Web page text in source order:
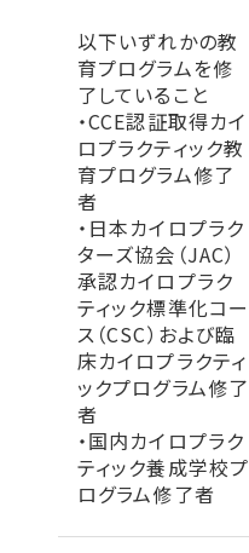
以下いずれかの教
育プログラムを修
了していること
・CCE認証取得カイ
ロプラクティック教
育プログラム修了
者
・日本カイロプラク
ターズ協会（JAC）
承認カイロプラク
ティック標準化コー
ス（CSC）および臨
床カイロプラクティ
ックプログラム修了
者
・国内カイロプラク
ティック養成学校プ
ログラム修了者